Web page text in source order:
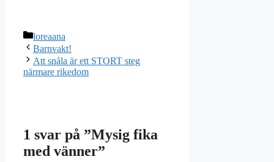
Kategorier
loreaana
Barnvakt!
Att snåla är ett STORT steg
närmare rikedom
1 svar på ”Mysig fika
med vänner”